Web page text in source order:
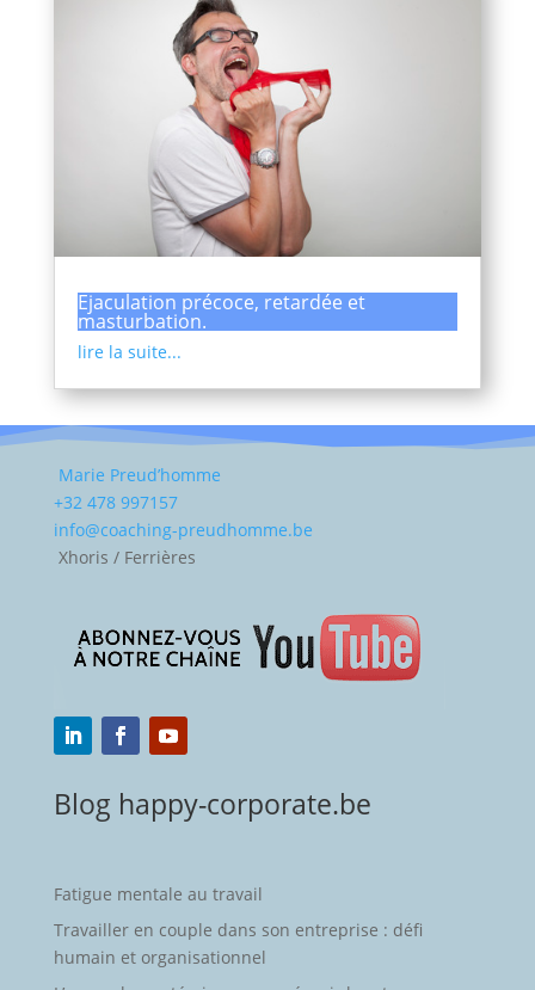
Ejaculation précoce, retardée et
masturbation.
lire la suite...
Marie Preud’homme
+32 478 997157
info@coaching-preudhomme.be
Xhoris / Ferrières
Blog happy-corporate.be
Fatigue mentale au travail
Travailler en couple dans son entreprise : défi
humain et organisationnel